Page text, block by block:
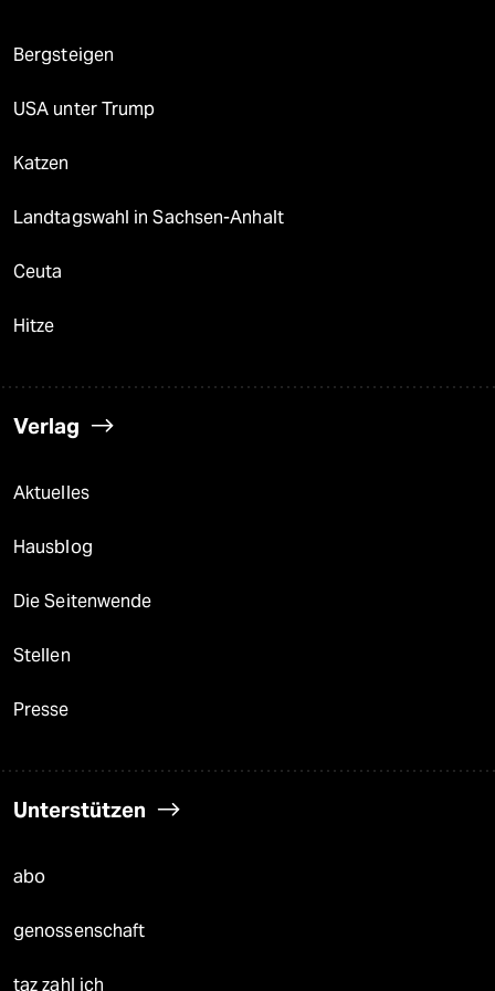
Bergsteigen
USA unter Trump
Katzen
Landtagswahl in Sachsen-Anhalt
Ceuta
Hitze
Verlag
Aktuelles
Hausblog
Die Seitenwende
Stellen
Presse
Unterstützen
abo
genossenschaft
taz zahl ich